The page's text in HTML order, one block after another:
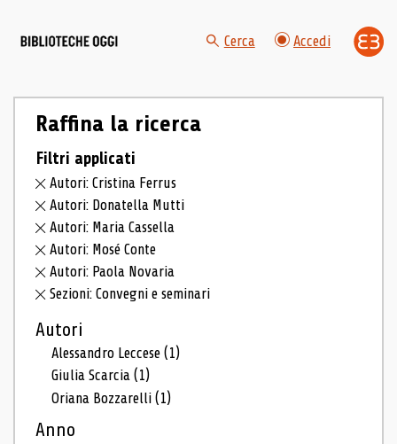
Cerca Accedi
Raffina la ricerca
Filtri applicati
Autori: Cristina Ferrus
Autori: Donatella Mutti
Autori: Maria Cassella
Autori: Mosé Conte
Autori: Paola Novaria
Sezioni: Convegni e seminari
Autori
Alessandro Leccese(1)
Giulia Scarcia(1)
Oriana Bozzarelli(1)
Anno